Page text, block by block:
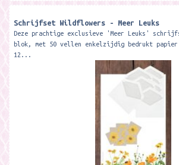
Schrijfset Wildflowers - Meer Leuks
Deze prachtige exclusieve 'Meer Leuks'
blok, met 50 vellen enkelzijdig bedrukt papier
12...